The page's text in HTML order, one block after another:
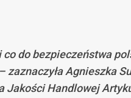
do bezpieczeństwa
zaznaczyła Agnieszka
Jakości Handlowej